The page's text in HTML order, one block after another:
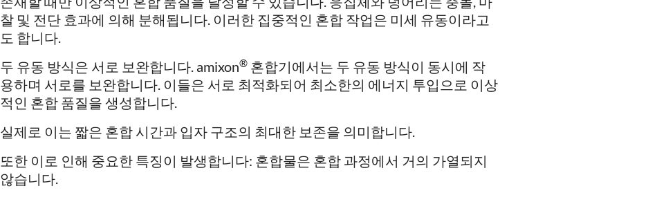
찰 및 전단 효과에 의해 분해됩니다. 이러한 집중적인 혼합 작업은 미세 유동이라고
도 합니다.
두 유동 방식은 서로 보완합니다. amixon® 혼합기에서는 두 유동 방식이 동시에 작
용하며 서로를 보완합니다. 이들은 서로 최적화되어 최소한의 에너지 투입으로 이상
적인 혼합 품질을 생성합니다.
실제로 이는 짧은 혼합 시간과 입자 구조의 최대한 보존을 의미합니다.
또한 이로 인해 중요한 특징이 발생합니다: 혼합물은 혼합 과정에서 거의 가열되지
않습니다.